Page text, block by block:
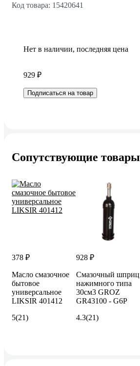
Код товара: 15420641
Нет в наличии, последняя цена
929 ₽
Подписаться на товар
Сопутствующие товары
378 ₽
Масло смазочное
бытовое
универсальное
LIKSIR 401412
5(21)
928 ₽
Смазочный шприц
нажимного типа
30см3 GROZ
GR43100 - G6P
4.3(21)